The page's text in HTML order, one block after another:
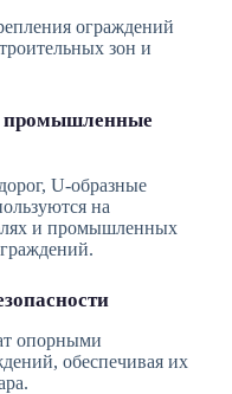
ограждений
зон и
промышленные
U-образные
на
и промышленных
опорными
обеспечивая их